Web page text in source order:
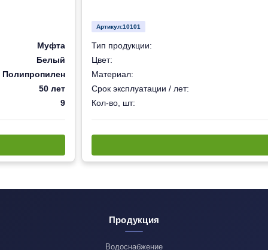
Муфта
Белый
Полипропилен
50 лет
9
Артикул:10101
Тип продукции:
Цвет:
Материал:
Срок эксплуатации / лет:
Кол-во, шт:
Продукция
Водоснабжение